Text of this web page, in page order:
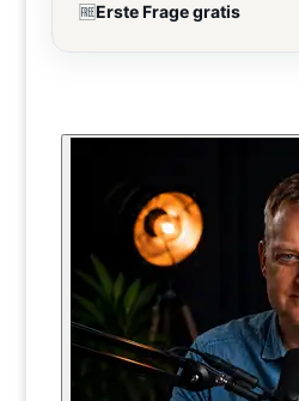
🆓Erste Frage gratis